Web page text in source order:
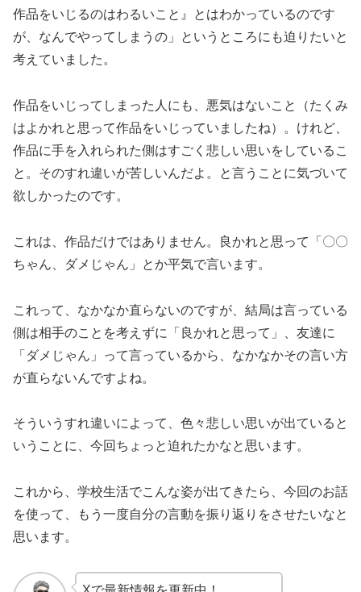
作品をいじるのはわるいこと』とはわかっているのです
が、なんでやってしまうの」というところにも迫りたいと
考えていました。
作品をいじってしまった人にも、悪気はないこと（たくみ
はよかれと思って作品をいじっていましたね）。けれど、
作品に手を入れられた側はすごく悲しい思いをしているこ
と。そのすれ違いが苦しいんだよ。と言うことに気づいて
欲しかったのです。
これは、作品だけではありません。良かれと思って「〇〇
ちゃん、ダメじゃん」とか平気で言います。
これって、なかなか直らないのですが、結局は言っている
側は相手のことを考えずに「良かれと思って」、友達に
「ダメじゃん」って言っているから、なかなかその言い方
が直らないんですよね。
そういうすれ違いによって、色々悲しい思いが出ていると
いうことに、今回ちょっと迫れたかなと思います。
これから、学校生活でこんな姿が出てきたら、今回のお話
を使って、もう一度自分の言動を振り返りをさせたいなと
思います。